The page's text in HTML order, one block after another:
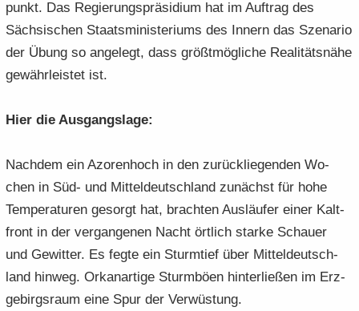
punkt. Das Re­gie­rungs­prä­si­di­um hat im Auf­trag des
Säch­si­schen Staats­mi­nis­te­ri­ums des In­nern das Sze­na­rio
der Übung so an­ge­legt, dass größt­mög­li­che Rea­li­täts­nä­he
ge­währ­leis­tet ist.
Hier die Aus­gangs­la­ge:
Nach­dem ein Azo­ren­hoch in den zu­rück­lie­gen­den Wo­
chen in Süd- und Mit­tel­deutsch­land zu­nächst für hohe
Tem­pe­ra­tu­ren ge­sorgt hat, brach­ten Aus­läu­fer einer Kalt­
front in der ver­gan­ge­nen Nacht ört­lich star­ke Schau­er
und Ge­wit­ter. Es fegte ein Sturm­tief über Mit­tel­deutsch­
land hin­weg. Or­kan­ar­ti­ge Sturm­bö­en hin­ter­lie­ßen im Erz­
ge­birgs­raum eine Spur der Ver­wüs­tung.